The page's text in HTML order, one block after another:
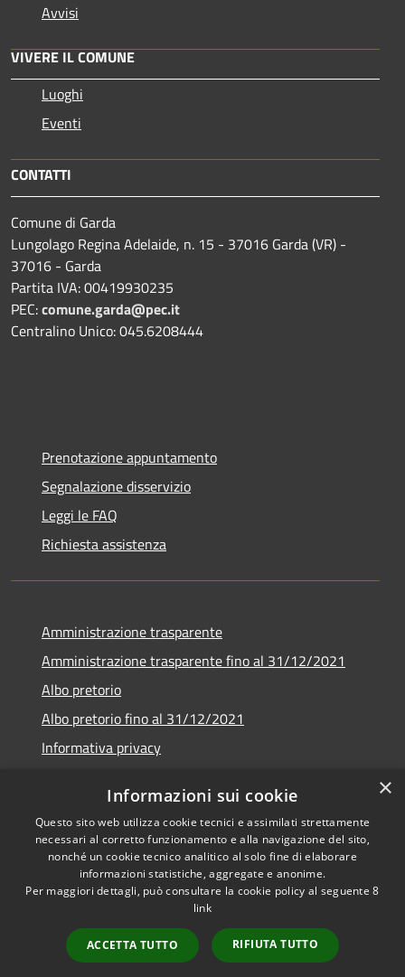
Avvisi
VIVERE IL COMUNE
Luoghi
Eventi
CONTATTI
Comune di Garda
Lungolago Regina Adelaide, n. 15 - 37016 Garda (VR) -
37016 - Garda
Partita IVA: 00419930235
PEC:comune.garda@pec.it
Centralino Unico: 045.6208444
Prenotazione appuntamento
Segnalazione disservizio
Leggi le FAQ
Richiesta assistenza
Amministrazione trasparente
Amministrazione trasparente fino al 31/12/2021
Albo pretorio
Albo pretorio fino al 31/12/2021
Informativa privacy
Dichiarazione di accessibilità
RSS
Copyright © 2026 • Comune di
Municipium•
Accesso
redazione
×
Informazioni sui cookie
Questo sito web utilizza cookie tecnici e assimilati strettamente
necessari al corretto funzionamento e alla navigazione del sito,
nonché un cookie tecnico analitico al solo fine di elaborare
informazioni statistiche, aggregate e anonime.
Per maggiori dettagli, può consultare la cookie policy al seguente8
link
ACCETTA TUTTO RIFIUTA TUTTO